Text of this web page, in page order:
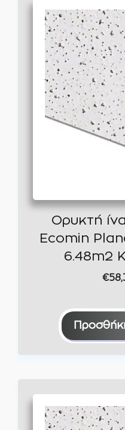
Ορυκτή
Ecomin
6.48m2
€